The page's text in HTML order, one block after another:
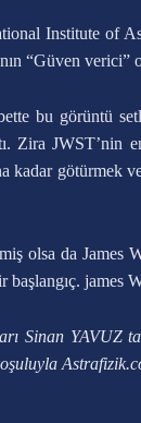
Institute of
“Güven verici”
bu görüntü
Zira JWST’nin
kadar götürmek
olsa da James
başlangıç.
Sinan YAVUZ